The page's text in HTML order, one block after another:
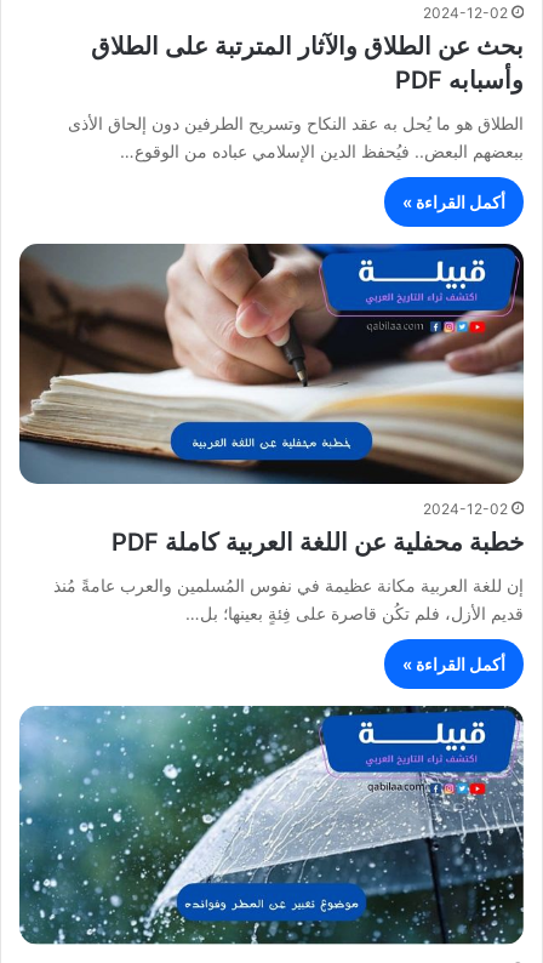
2024-12-02
بحث عن الطلاق والآثار المترتبة على الطلاق
وأسبابه PDF
الطلاق هو ما يُحل به عقد النكاح وتسريح الطرفين دون إلحاق الأذى
ببعضهم البعض.. فيُحفظ الدين الإسلامي عباده من الوقوع…
أكمل القراءة »
2024-12-02
خطبة محفلية عن اللغة العربية كاملة PDF
إن للغة العربية مكانة عظيمة في نفوس المُسلمين والعرب عامةً مُنذ
قديم الأزل، فلم تكُن قاصرة على فِئةٍ بعينها؛ بل…
أكمل القراءة »